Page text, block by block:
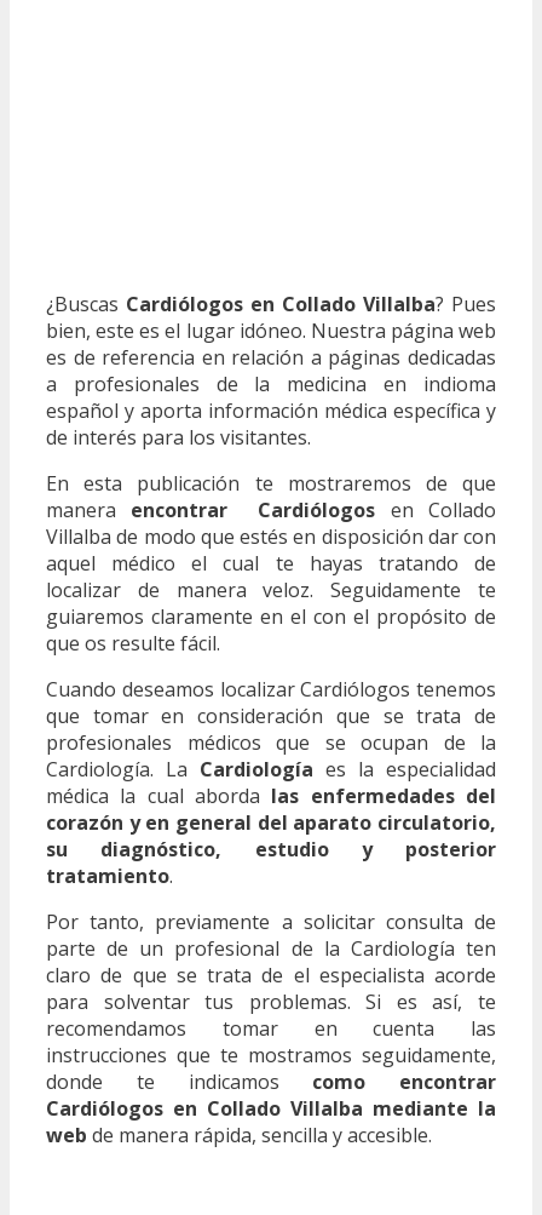
¿Buscas Cardiólogos en Collado Villalba? Pues
bien, este es el lugar idóneo. Nuestra página web
es de referencia en relación a páginas dedicadas
a profesionales de la medicina en indioma
español y aporta información médica específica y
de interés para los visitantes.
En esta publicación te mostraremos de que
manera encontrar Cardiólogos en Collado
Villalba de modo que estés en disposición dar con
aquel médico el cual te hayas tratando de
localizar de manera veloz. Seguidamente te
guiaremos claramente en el con el propósito de
que os resulte fácil.
Cuando deseamos localizar Cardiólogos tenemos
que tomar en consideración que se trata de
profesionales médicos que se ocupan de la
Cardiología. La Cardiología es la especialidad
médica la cual aborda las enfermedades del
corazón y en general del aparato circulatorio,
su diagnóstico, estudio y posterior
tratamiento.
Por tanto, previamente a solicitar consulta de
parte de un profesional de la Cardiología ten
claro de que se trata de el especialista acorde
para solventar tus problemas. Si es así, te
recomendamos tomar en cuenta las
instrucciones que te mostramos seguidamente,
donde te indicamos como encontrar
Cardiólogos en Collado Villalba mediante la
web de manera rápida, sencilla y accesible.